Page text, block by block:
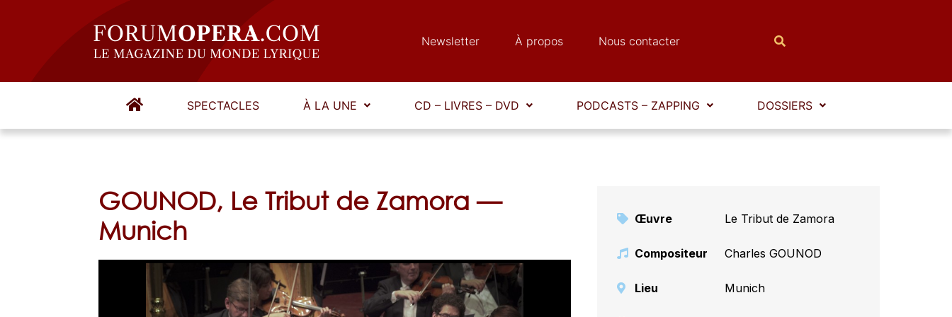
Newsletter À propos Nous contacter
SPECTACLES À LA UNE CD – LIVRES – DVD PODCASTS – ZAPPING DOSSIERS
GOUNOD, Le Tribut de Zamora —
Munich
Œuvre Le Tribut de Zamora
Compositeur Charles GOUNOD
Lieu Munich